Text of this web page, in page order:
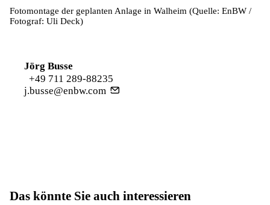
Fotomontage der geplanten Anlage in Walheim (Quelle: EnBW /
Fotograf: Uli Deck)
Jörg Busse
+49 711 289-88235
j.busse@enbw.com
Das könnte Sie auch interessieren